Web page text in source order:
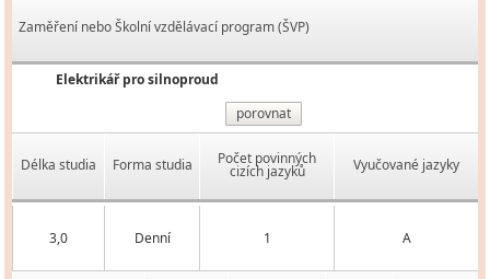
Zaměření nebo Školní vzdělávací program (ŠVP)
Elektrikář pro silnoproud
porovnat
Délka studia Forma studia Počet povinných
cizích jazyků Vyučované jazyky
3,0 Denní 1 A